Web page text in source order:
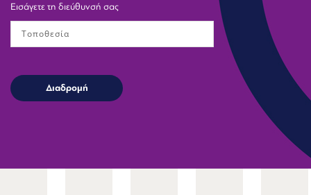
Εισάγετε τη διεύθυνσή σας